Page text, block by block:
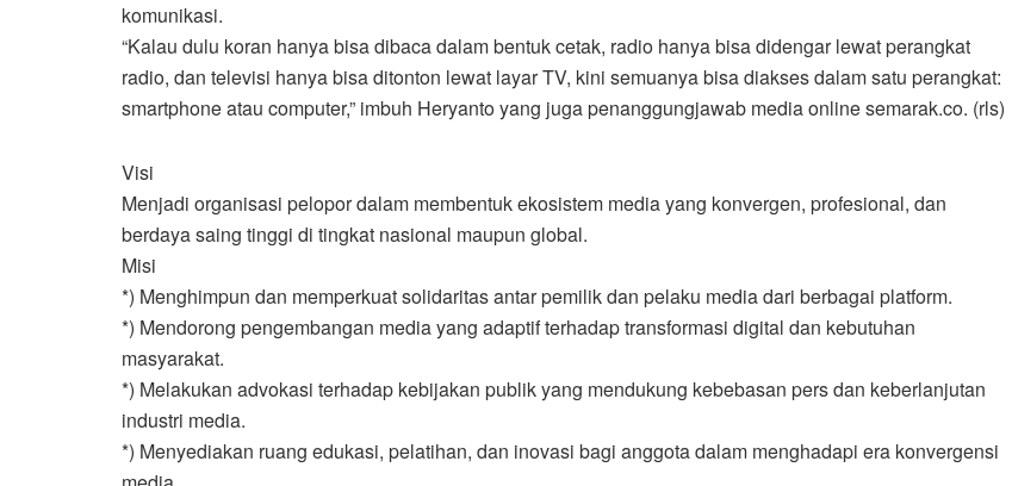
komunikasi.
“Kalau dulu koran hanya bisa dibaca dalam bentuk cetak, radio hanya bisa didengar lewat perangkat
radio, dan televisi hanya bisa ditonton lewat layar TV, kini semuanya bisa diakses dalam satu perangkat:
smartphone atau computer,” imbuh Heryanto yang juga penanggungjawab media online semarak.co. (rls)
Visi
Menjadi organisasi pelopor dalam membentuk ekosistem media yang konvergen, profesional, dan
berdaya saing tinggi di tingkat nasional maupun global.
Misi
*) Menghimpun dan memperkuat solidaritas antar pemilik dan pelaku media dari berbagai platform.
*) Mendorong pengembangan media yang adaptif terhadap transformasi digital dan kebutuhan
masyarakat.
*) Melakukan advokasi terhadap kebijakan publik yang mendukung kebebasan pers dan keberlanjutan
industri media.
*) Menyediakan ruang edukasi, pelatihan, dan inovasi bagi anggota dalam menghadapi era konvergensi